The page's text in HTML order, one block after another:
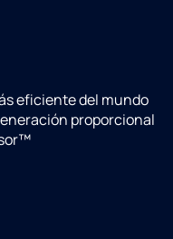
eficiente del mundo
proporcional